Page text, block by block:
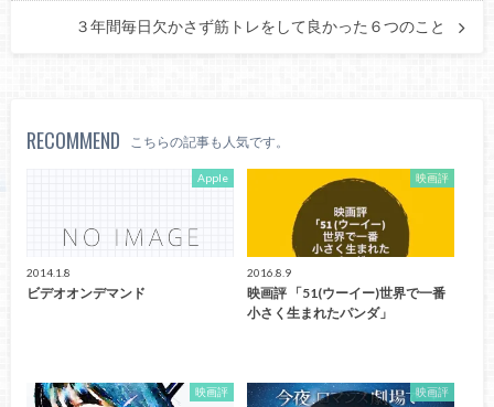
３年間毎日欠かさず筋トレをして良かった６つのこと
RECOMMEND こちらの記事も人気です。
Apple
2014.1.8
ビデオオンデマンド
映画評
2016.8.9
映画評 「51(ウーイー)世界で一番
小さく生まれたパンダ」
映画評 映画評